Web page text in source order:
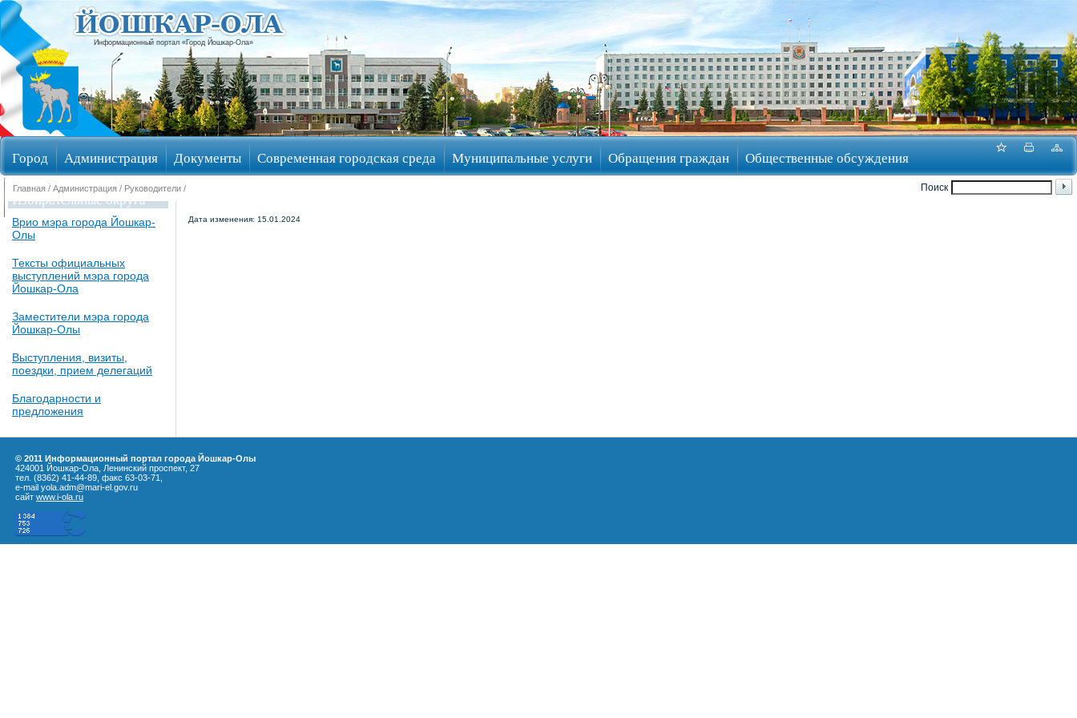
Информационный портал «Город Йошкар-Ола»
Город Администрация Документы Современная городская среда Муниципальные услуги Обращения граждан Общественные обсуждения
Избирательные округа
Поиск
Главная / Администрация / Руководители /
Врио мэра города Йошкар-
Олы
Тексты официальных
выступлений мэра города
Йошкар-Ола
Заместители мэра города
Йошкар-Олы
Выступления, визиты,
поездки, прием делегаций
Благодарности и
предложения
Дата изменения: 15.01.2024
© 2011 Информационный портал города Йошкар-Олы
424001 Йошкар-Ола, Ленинский проспект, 27
тел. (8362) 41-44-89, факс 63-03-71,
e-mail yola.adm@mari-el.gov.ru
сайт www.i-ola.ru